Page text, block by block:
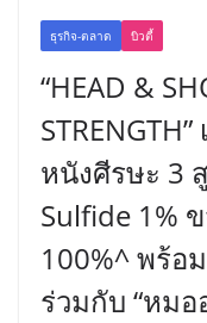
ธุรกิจ-ตลาด บิวตี้
“HEAD &
หนังศีรษะ 3
Sulfide 1%
100%^ พร้อ
ร่วมกับ “หมอ